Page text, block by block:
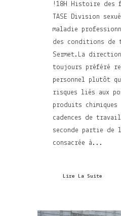
!18H Histoire des
TASE Division
maladie
des conditions de
Sermet.La
toujours préféré
personnel plutôt
risques liés aux
produits chimiques
cadences de
seconde partie de
consacrée à...
Lire La Suite